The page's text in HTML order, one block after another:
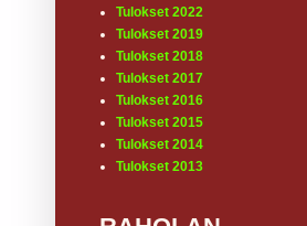
Tulokset 2022
Tulokset 2019
Tulokset 2018
Tulokset 2017
Tulokset 2016
Tulokset 2015
Tulokset 2014
Tulokset 2013